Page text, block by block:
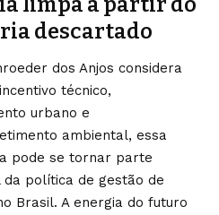
descartado
dos Anjos considera
técnico,
urbano e
ambiental, essa
pode se tornar parte
política de gestão de
Brasil. A energia do futuro